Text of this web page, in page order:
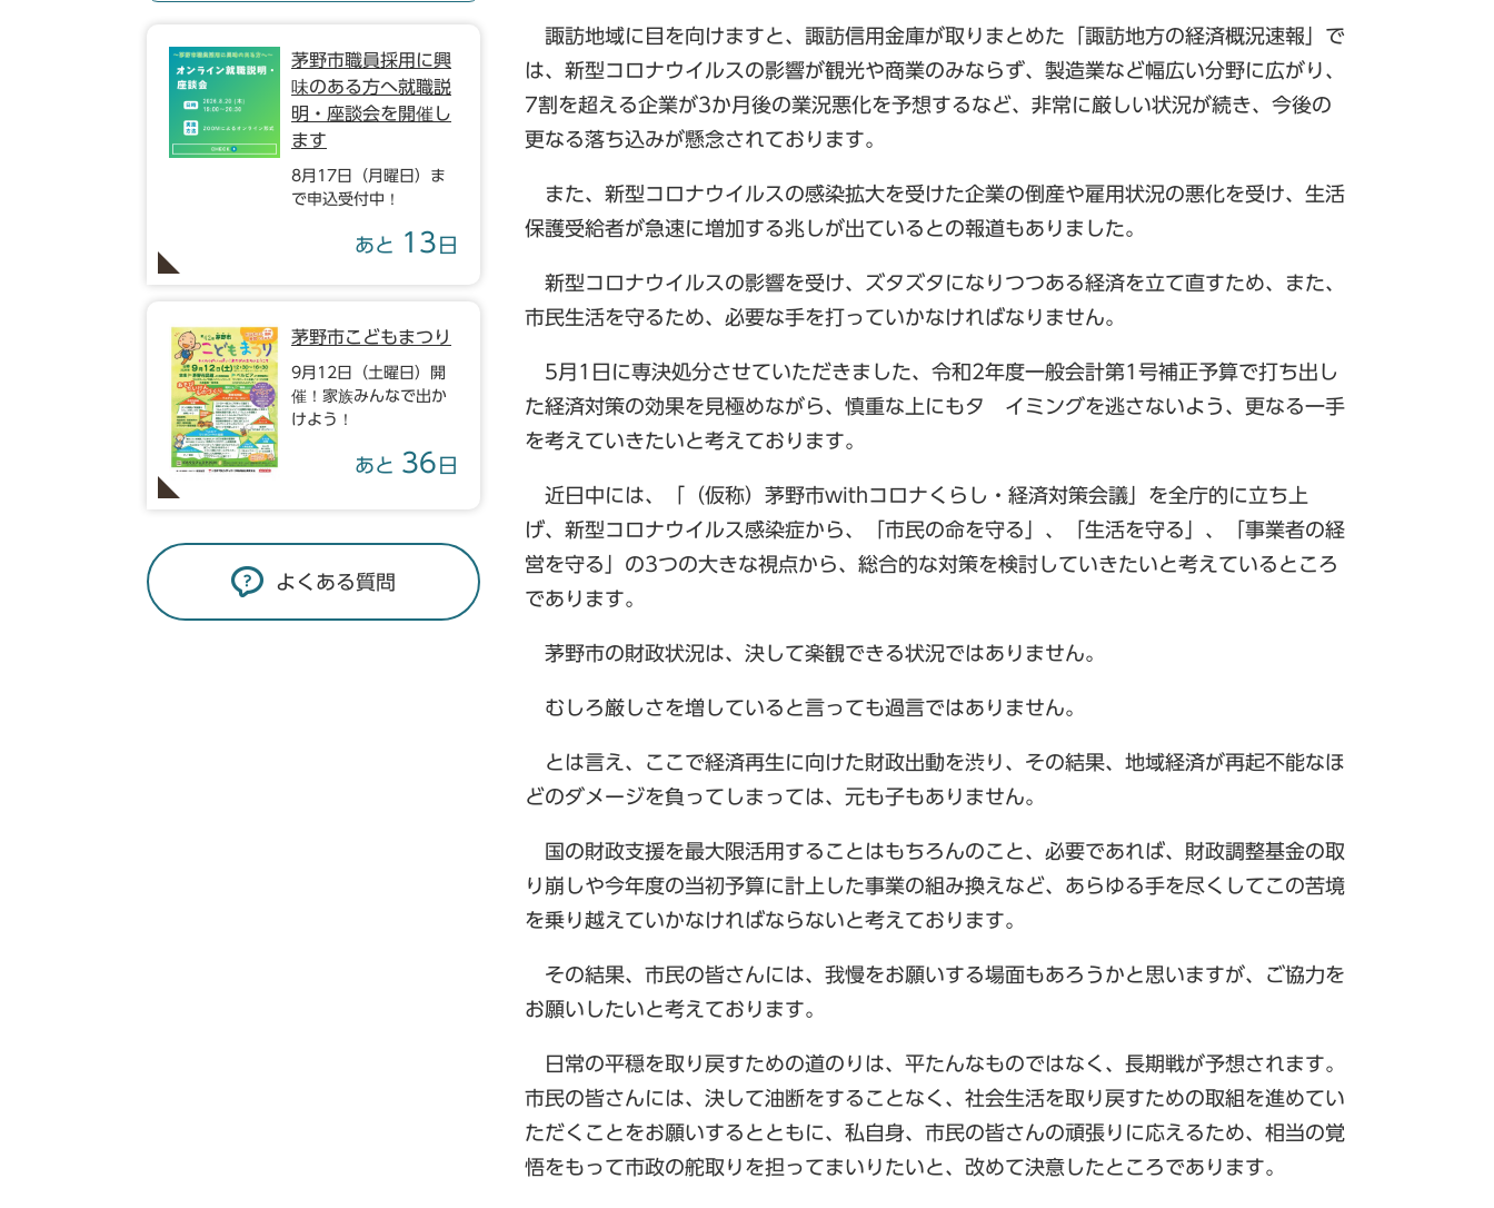
諏訪地域に目を向けますと、諏訪信用金庫が取りまとめた「諏訪地方の経済概況速報」で
は、新型コロナウイルスの影響が観光や商業のみならず、製造業など幅広い分野に広がり、
7割を超える企業が3か月後の業況悪化を予想するなど、非常に厳しい状況が続き、今後の
更なる落ち込みが懸念されております。
また、新型コロナウイルスの感染拡大を受けた企業の倒産や雇用状況の悪化を受け、生活
保護受給者が急速に増加する兆しが出ているとの報道もありました。
新型コロナウイルスの影響を受け、ズタズタになりつつある経済を立て直すため、また、
市民生活を守るため、必要な手を打っていかなければなりません。
5月1日に専決処分させていただきました、令和2年度一般会計第1号補正予算で打ち出し
た経済対策の効果を見極めながら、慎重な上にもタ イミングを逃さないよう、更なる一手
を考えていきたいと考えております。
近日中には、「（仮称）茅野市withコロナくらし・経済対策会議」を全庁的に立ち上
げ、新型コロナウイルス感染症から、「市民の命を守る」、「生活を守る」、「事業者の経
営を守る」の3つの大きな視点から、総合的な対策を検討していきたいと考えているところ
であります。
茅野市の財政状況は、決して楽観できる状況ではありません。
むしろ厳しさを増していると言っても過言ではありません。
とは言え、ここで経済再生に向けた財政出動を渋り、その結果、地域経済が再起不能なほ
どのダメージを負ってしまっては、元も子もありません。
国の財政支援を最大限活用することはもちろんのこと、必要であれば、財政調整基金の取
り崩しや今年度の当初予算に計上した事業の組み換えなど、あらゆる手を尽くしてこの苦境
を乗り越えていかなければならないと考えております。
その結果、市民の皆さんには、我慢をお願いする場面もあろうかと思いますが、ご協力を
お願いしたいと考えております。
日常の平穏を取り戻すための道のりは、平たんなものではなく、長期戦が予想されます。
市民の皆さんには、決して油断をすることなく、社会生活を取り戻すための取組を進めてい
ただくことをお願いするとともに、私自身、市民の皆さんの頑張りに応えるため、相当の覚
悟をもって市政の舵取りを担ってまいりたいと、改めて決意したところであります。
茅野市職員採用に興
味のある方へ就職説
明・座談会を開催し
ます
8月17日（月曜日）ま
で申込受付中！
あと 13 日
茅野市こどもまつり
9月12日（土曜日）開
催！家族みんなで出か
けよう！
あと 36 日
よくある質問